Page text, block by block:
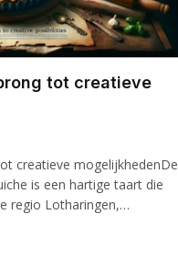
tot creatieve
creatieve mogelijkhedenDe
is een hartige taart die
regio Lotharingen,…